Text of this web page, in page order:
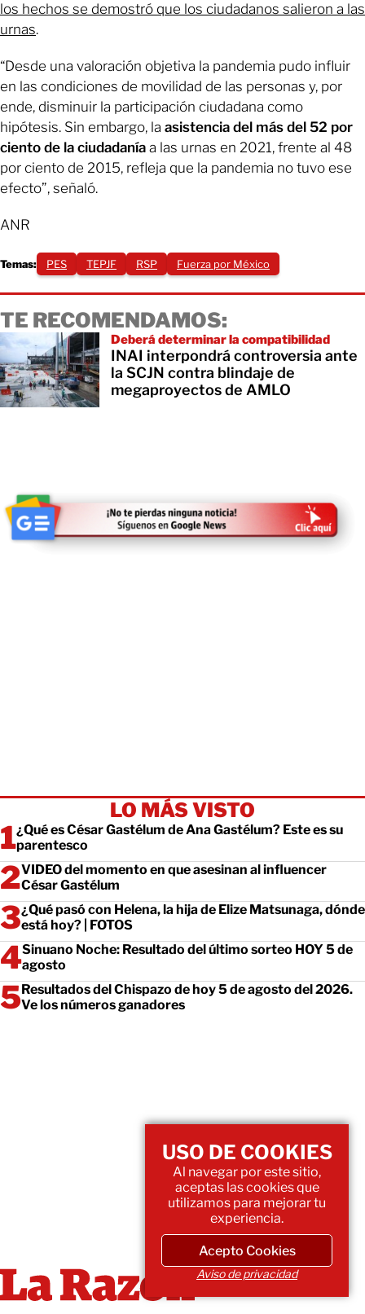
los hechos se demostró que los ciudadanos salieron a las
urnas.
“Desde una valoración objetiva la pandemia pudo influir
en las condiciones de movilidad de las personas y, por
ende, disminuir la participación ciudadana como
hipótesis. Sin embargo, la asistencia del más del 52 por
ciento de la ciudadanía a las urnas en 2021, frente al 48
por ciento de 2015, refleja que la pandemia no tuvo ese
efecto”, señaló.
ANR
Temas: PES TEPJF RSP Fuerza por México
TE RECOMENDAMOS:
Deberá determinar la compatibilidad
INAI interpondrá controversia ante
la SCJN contra blindaje de
megaproyectos de AMLO
LO MÁS VISTO
¿Qué es César Gastélum de Ana Gastélum? Este es su
parentesco
VIDEO del momento en que asesinan al influencer
César Gastélum
¿Qué pasó con Helena, la hija de Elize Matsunaga, dónde
está hoy? | FOTOS
Sinuano Noche: Resultado del último sorteo HOY 5 de
agosto
Resultados del Chispazo de hoy 5 de agosto del 2026.
Ve los números ganadores
USO DE COOKIES
Al navegar por este sitio,
aceptas las cookies que
utilizamos para mejorar tu
experiencia.
Acepto Cookies
Aviso de privacidad